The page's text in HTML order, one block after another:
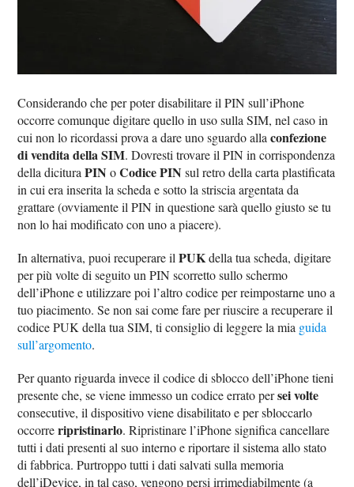
Considerando che per poter disabilitare il PIN sull’iPhone
occorre comunque digitare quello in uso sulla SIM, nel caso in
cui non lo ricordassi prova a dare uno sguardo allaconfezione
di vendita della SIM. Dovresti trovare il PIN in corrispondenza
della dicituraPIN oCodice PIN sul retro della carta plastificata
in cui era inserita la scheda e sotto la striscia argentata da
grattare (ovviamente il PIN in questione sarà quello giusto se tu
non lo hai modificato con uno a piacere).
In alternativa, puoi recuperare ilPUKdella tua scheda, digitare
per più volte di seguito un PIN scorretto sullo schermo
dell’iPhone e utilizzare poi l’altro codice per reimpostarne uno a
tuo piacimento. Se non sai come fare per riuscire a recuperare il
codice PUK della tua SIM, ti consiglio di leggere la mia guida
sull’argomento.
Per quanto riguarda invece il codice di sblocco dell’iPhone tieni
presente che, se viene immesso un codice errato persei volte
consecutive, il dispositivo viene disabilitato e per sbloccarlo
occorreripristinarlo. Ripristinare l’iPhone significa cancellare
tutti i dati presenti al suo interno e riportare il sistema allo stato
di fabbrica. Purtroppo tutti i dati salvati sulla memoria
dell’iDevice, in tal caso, vengono persi irrimediabilmente (a